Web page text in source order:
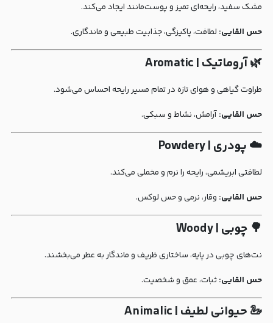
مشک سفید، رایحه‌ای تمیز و پوست‌مانند ایجاد می‌کند.
حس القایی: لطافت، پاکیزگی، جذابیت طبیعی و ماندگاری.
🌿 آروماتیک | Aromatic
طراوت گیاهی و هوای تازه در تمام مسیر رایحه احساس می‌شود.
حس القایی:آرامش، نشاط و سبکی.
☁️ پودری | Powdery
لطافتی ابریشمی، رایحه را نرم و مخملی می‌کند.
حس القایی: وقار، نرمی و حس لوکس.
🌳 چوبی | Woody
نت‌های چوبی در پایه، ساختاری ظریف و ماندگار به عطر می‌بخشند.
حس القایی:ثبات، عمق و شخصیت.
🦢 حیوانی لطیف | Animalic